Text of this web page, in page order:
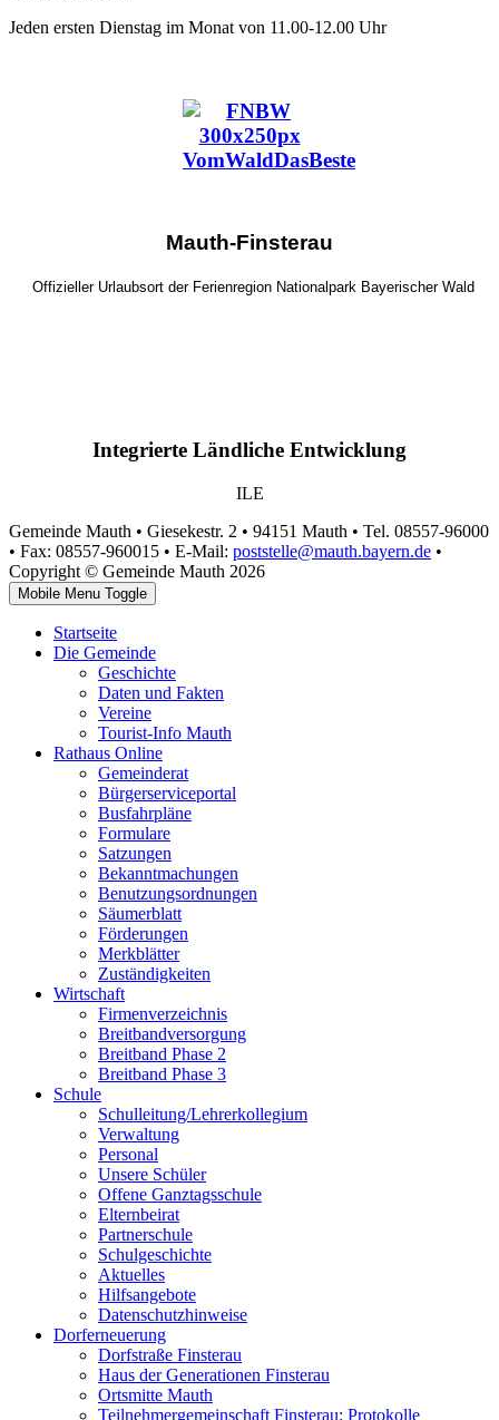
Jeden ersten Dienstag im Monat von 11.00-12.00 Uhr
Mauth-Finsterau
Offizieller Urlaubsort der Ferienregion Nationalpark Bayerischer Wald
Integrierte Ländliche Entwicklung
ILE
Gemeinde Mauth • Giesekestr. 2 • 94151 Mauth • Tel. 08557-96000
• Fax: 08557-960015 • E-Mail: poststelle@mauth.bayern.de •
Copyright © Gemeinde Mauth 2026
Mobile Menu Toggle
Startseite
Die Gemeinde
Geschichte
Daten und Fakten
Vereine
Tourist-Info Mauth
Rathaus Online
Gemeinderat
Bürgerserviceportal
Busfahrpläne
Formulare
Satzungen
Bekanntmachungen
Benutzungsordnungen
Säumerblatt
Förderungen
Merkblätter
Zuständigkeiten
Wirtschaft
Firmenverzeichnis
Breitbandversorgung
Breitband Phase 2
Breitband Phase 3
Schule
Schulleitung/Lehrerkollegium
Verwaltung
Personal
Unsere Schüler
Offene Ganztagsschule
Elternbeirat
Partnerschule
Schulgeschichte
Aktuelles
Hilfsangebote
Datenschutzhinweise
Dorferneuerung
Dorfstraße Finsterau
Haus der Generationen Finsterau
Ortsmitte Mauth
Teilnehmergemeinschaft Finsterau; Protokolle